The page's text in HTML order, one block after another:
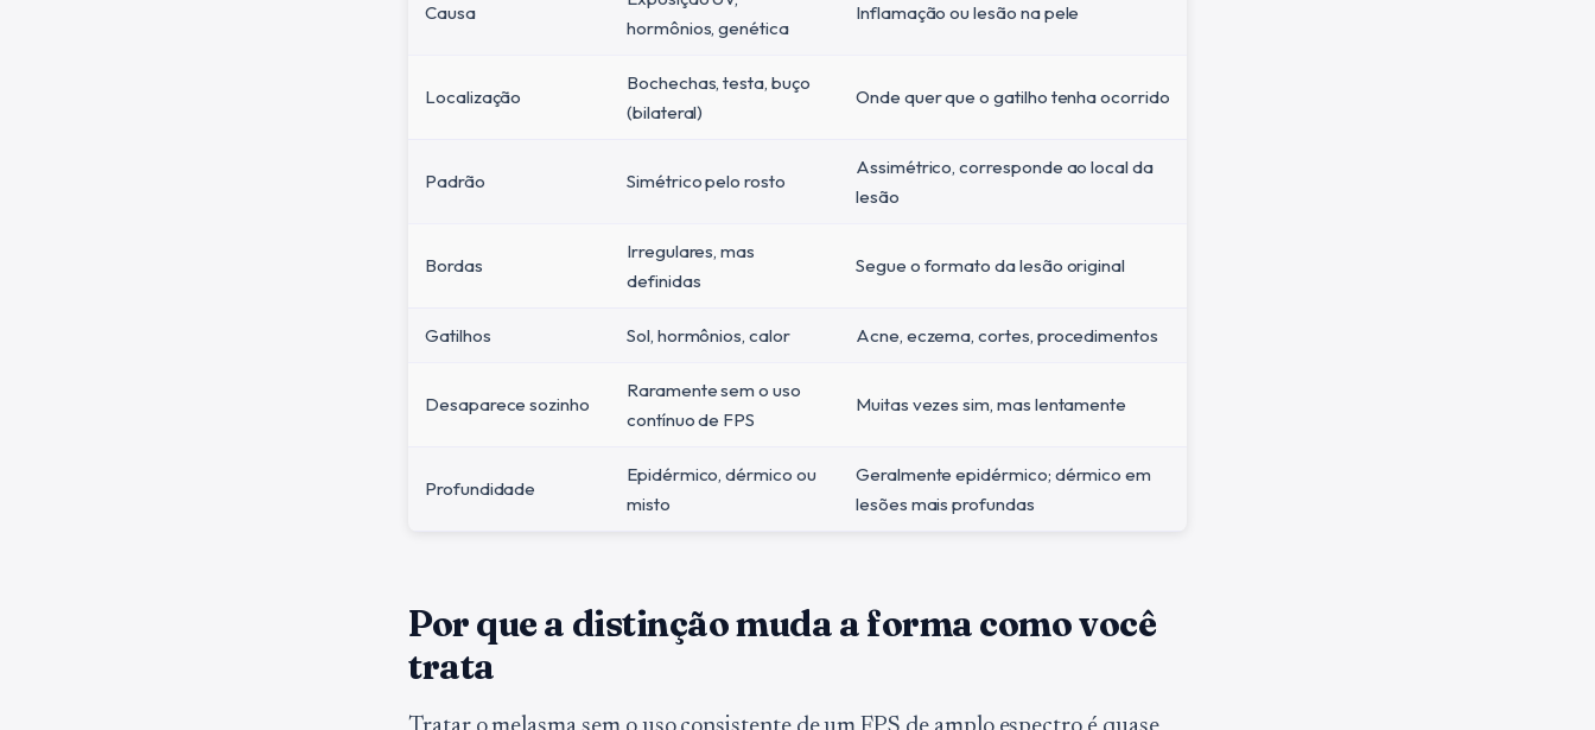
Causa
hormônios, genética
Inflamação ou lesão na pele
Localização
Bochechas, testa, buço
(bilateral)
Onde quer que o gatilho tenha ocorrido
Padrão Simétrico pelo rosto
Assimétrico, corresponde ao local da
lesão
Bordas
Irregulares, mas
definidas
Segue o formato da lesão original
Gatilhos Sol, hormônios, calor Acne, eczema, cortes, procedimentos
Desaparece sozinho
Raramente sem o uso
contínuo de FPS
Muitas vezes sim, mas lentamente
Profundidade
Epidérmico, dérmico ou
misto
Geralmente epidérmico; dérmico em
lesões mais profundas
Por que a distinção muda a forma como você
trata